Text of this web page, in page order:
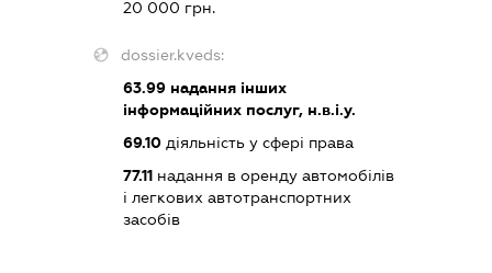
20 000 грн.
dossier.kveds:
63.99 надання інших
інформаційних послуг, н.в.і.у.
69.10 діяльність у сфері права
77.11 надання в оренду автомобілів
і легкових автотранспортних
засобів